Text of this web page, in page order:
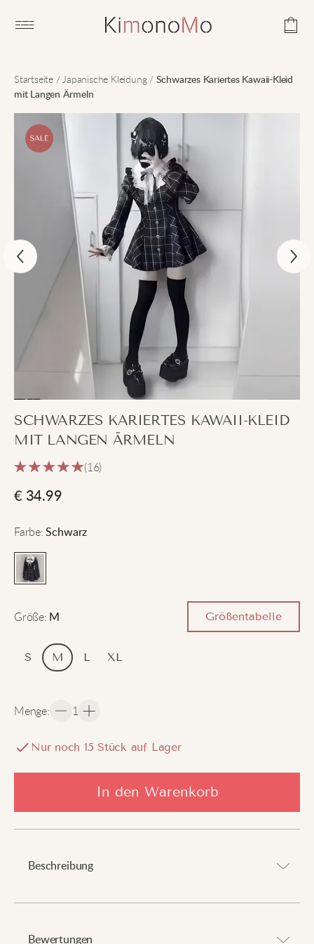
Open main menu
Startseite/Japanische Kleidung/ Schwarzes Kariertes Kawaii-Kleid
mit Langen Ärmeln
SCHWARZES KARIERTES KAWAII-KLEID
MIT LANGEN ÄRMELN
(16)
€ 34.99
Farbe: Schwarz
Größe: M Größentabelle
S M L XL
Menge: 1
Nur noch 15 Stück auf Lager
In den Warenkorb
Beschreibung
Bewertungen